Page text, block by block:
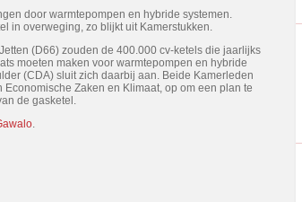
door warmtepompen en hybride systemen.
in overweging, zo blijkt uit Kamerstukken.
(D66) zouden de 400.000 cv-ketels die jaarlijks
moeten maken voor warmtepompen en hybride
(CDA) sluit zich daarbij aan. Beide Kamerleden
Zaken en Klimaat, op om een plan te
de gasketel.
.